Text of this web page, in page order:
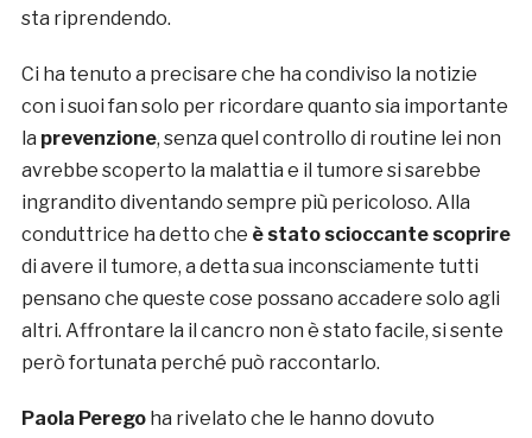
sta riprendendo.
Ci ha tenuto a precisare che ha condiviso la notizie
con i suoi fan solo per ricordare quanto sia importante
la prevenzione, senza quel controllo di routine lei non
avrebbe scoperto la malattia e il tumore si sarebbe
ingrandito diventando sempre più pericoloso. Alla
conduttrice ha detto che è stato scioccante scoprire
di avere il tumore, a detta sua inconsciamente tutti
pensano che queste cose possano accadere solo agli
altri. Affrontare la il cancro non è stato facile, si sente
però fortunata perché può raccontarlo.
Paola Perego ha rivelato che le hanno dovuto